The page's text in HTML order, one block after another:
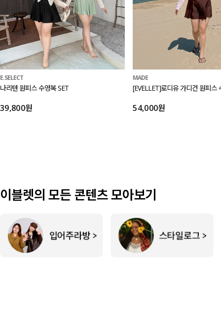
E.SELECT
나리텐 원피스 수영복 SET
39,800원
MADE
[EVELLET]로디유 가디건 원피스
54,000원
이블렛의 모든 콘텐츠 모아보기